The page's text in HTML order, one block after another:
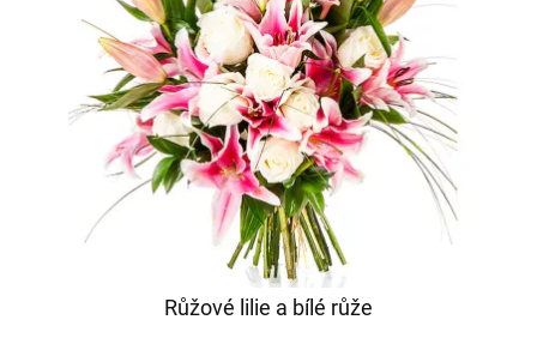
Růžové lilie a bílé růže